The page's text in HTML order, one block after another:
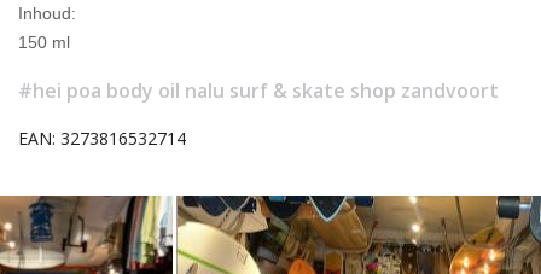
Inhoud:
150 ml
#hei poa body oil nalu surf & skate shop zandvoort
EAN: 3273816532714